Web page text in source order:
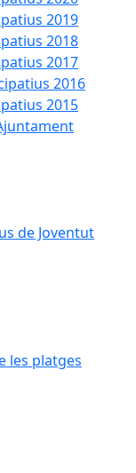
2019
2018
2017
2016
2015
de Joventut
les platges